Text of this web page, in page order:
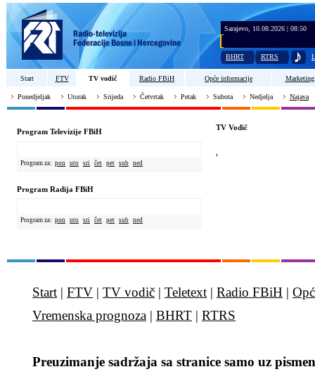
Sarajevo, 10.08.2026 | 08:50
BHRT RTRS
Start FTV TV vodič Radio FBiH Opće informacije Marketing
Ponedjeljak Utorak Srijeda Četvrtak Petak Subota Nedjelja Najava
Program Televizije FBiH
Program za: pon uto sri čet pet sub ned
Program Radija FBiH
Program za: pon uto sri čet pet sub ned
TV Vodič
,
Start | FTV | TV vodič | Teletext | Radio FBiH |
Vremenska prognoza | BHRT | RTRS
Preuzimanje sadržaja sa stranice samo uz